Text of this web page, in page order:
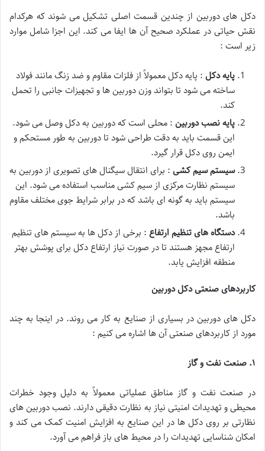
دکل های دوربین از چندین قسمت اصلی تشکیل می شوند که هرکدام
نقش حیاتی در عملکرد صحیح آن ها ایفا می کند. این اجزا شامل موارد
زیر است :
پایه دکل : پایه دکل معمولاً از فلزات مقاوم و ضد زنگ مانند فولاد
ساخته می شود تا بتواند وزن دوربین ها و تجهیزات جانبی را تحمل
کند.
پایه نصب دوربین : محلی است که دوربین به دکل وصل می شود.
این قسمت باید به دقت طراحی شود تا دوربین به طور مستحکم و
ایمن روی دکل قرار گیرد.
سیستم سیم کشی : برای انتقال سیگنال های تصویری از دوربین به
سیستم نظارت مرکزی از سیم کشی مناسب استفاده می شود. این
سیستم باید به گونه ای باشد که در برابر شرایط جوی مختلف مقاوم
باشد.
دستگاه های تنظیم ارتفاع : برخی از دکل ها به سیستم های تنظیم
ارتفاع مجهز هستند تا در صورت نیاز ارتفاع دکل برای پوشش بهتر
منطقه افزایش یابد.
کاربردهای صنعتی دکل دوربین
دکل های دوربین در بسیاری از صنایع به کار می روند. در اینجا به چند
مورد از کاربردهای صنعتی آن ها اشاره می کنیم :
۱. صنعت نفت و گاز
در صنعت نفت و گاز مناطق عملیاتی معمولاً به دلیل وجود خطرات
محیطی و تهدیدات امنیتی نیاز به نظارت دقیقی دارند. نصب دوربین های
نظارتی بر روی دکل ها در این صنایع به افزایش امنیت کمک می کند و
امکان شناسایی تهدیدات را در محیط های باز فراهم می آورد.